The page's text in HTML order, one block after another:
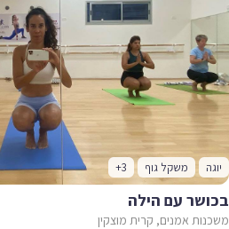
יוגה משקל גוף +3
בכושר עם הילה
משכנות אמנים, קרית מוצקין